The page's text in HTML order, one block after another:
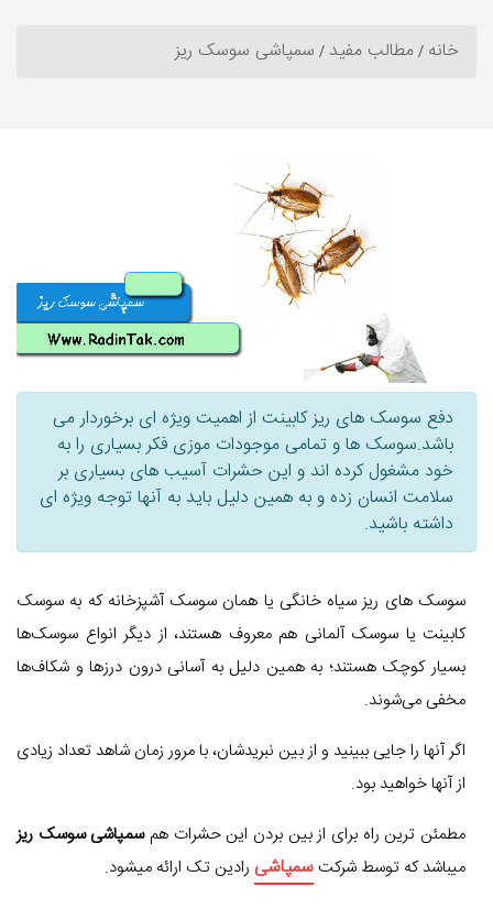
خانه مطالب مفید سمپاشی سوسک ریز
دفع سوسک های ریز کابینت از اهمیت ویژه ای برخوردار می
باشد.سوسک ها و تمامی موجودات موزی فکر بسیاری را به
خود مشغول کرده اند و این حشرات آسیب های بسیاری بر
سلامت انسان زده و به همین دلیل باید به آنها توجه ویژه ای
داشته باشید.
سوسک‌ های ریز سیاه خانگی یا همان سوسک آشپزخانه که به سوسک
کابینت یا سوسک آلمانی هم معروف هستند، از دیگر انواع سوسک‌ها
بسیار کوچک‌ هستند؛ به همین دلیل به آسانی درون درزها و شکاف‌ها
مخفی می‌شوند.
اگر آنها را جایی ببینید و از بین نبریدشان، با مرور زمان شاهد تعداد زیادی
از آنها خواهید بود.
مطمئن ترین راه برای از بین بردن این حشرات همسمپاشی سوسک ریز
میباشد که توسط شرکت سمپاشی رادین تک ارائه میشود.